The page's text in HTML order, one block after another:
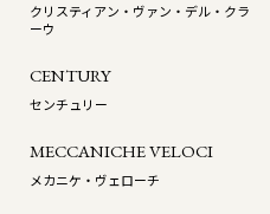
クリスティアン・ヴァン・デル・クラ
ーウ
CENTURY
センチュリー
MECCANICHE VELOCI
メカニケ・ヴェローチ